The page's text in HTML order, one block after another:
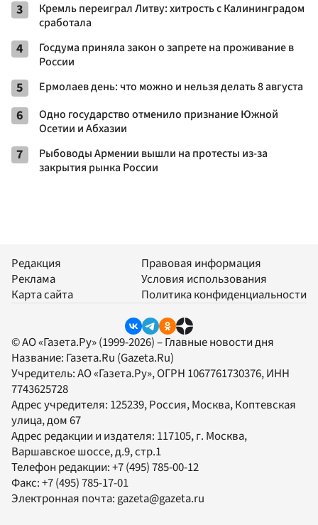
3
Кремль переиграл Литву: хитрость с Калининградом
сработала
4
Госдума приняла закон о запрете на проживание в
России
5 Ермолаев день: что можно и нельзя делать 8 августа
6
Одно государство отменило признание Южной
Осетии и Абхазии
7
Рыбоводы Армении вышли на протесты из-за
закрытия рынка России
Редакция
Реклама
Карта сайта
Правовая информация
Условия использования
Политика конфиденциальности
© АО «Газета.Ру» (1999-2026) – Главные новости дня
Название: Газета.Ru (Gazeta.Ru)
Учредитель:АО «Газета.Ру», ОГРН 1067761730376, ИНН
7743625728
Адрес учредителя: 125239, Россия, Москва, Коптевская
улица, дом 67
Адрес редакции и издателя: 117105, г. Москва,
Варшавское шоссе, д.9, стр.1
Телефон редакции:+7 (495) 785-00-12
Факс:+7 (495) 785-17-01
Электронная почта: gazeta@gazeta.ru